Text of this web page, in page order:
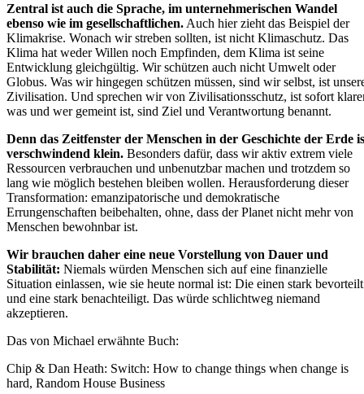
Zentral ist auch die Sprache, im unternehmerischen Wandel
ebenso wie im gesellschaftlichen. Auch hier zieht das Beispiel der
Klimakrise. Wonach wir streben sollten, ist nicht Klimaschutz. Das
Klima hat weder Willen noch Empfinden, dem Klima ist seine
Entwicklung gleichgültig. Wir schützen auch nicht Umwelt oder
Globus. Was wir hingegen schützen müssen, sind wir selbst, ist
Zivilisation. Und sprechen wir von Zivilisationsschutz, ist sofort
was und wer gemeint ist, sind Ziel und Verantwortung benannt.
Denn das Zeitfenster der Menschen in der Geschichte der Erde
verschwindend klein. Besonders dafür, dass wir aktiv extrem viele
Ressourcen verbrauchen und unbenutzbar machen und trotzdem so
lang wie möglich bestehen bleiben wollen. Herausforderung dieser
Transformation: emanzipatorische und demokratische
Errungenschaften beibehalten, ohne, dass der Planet nicht mehr von
Menschen bewohnbar ist.
Wir brauchen daher eine neue Vorstellung von Dauer und
Stabilität: Niemals würden Menschen sich auf eine finanzielle
Situation einlassen, wie sie heute normal ist: Die einen stark bevorteilt
und eine stark benachteiligt. Das würde schlichtweg niemand
akzeptieren.
Das von Michael erwähnte Buch:
Chip & Dan Heath: Switch: How to change things when change is
hard, Random House Business